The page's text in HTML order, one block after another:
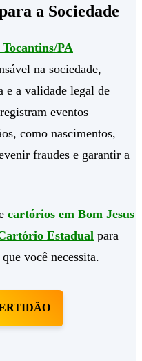
a Sociedade
PA
na sociedade,
e a validade legal de
eventos
como nascimentos,
fraudes e garantir a
cartórios em Bom Jesus
Estadual para
você necessita.